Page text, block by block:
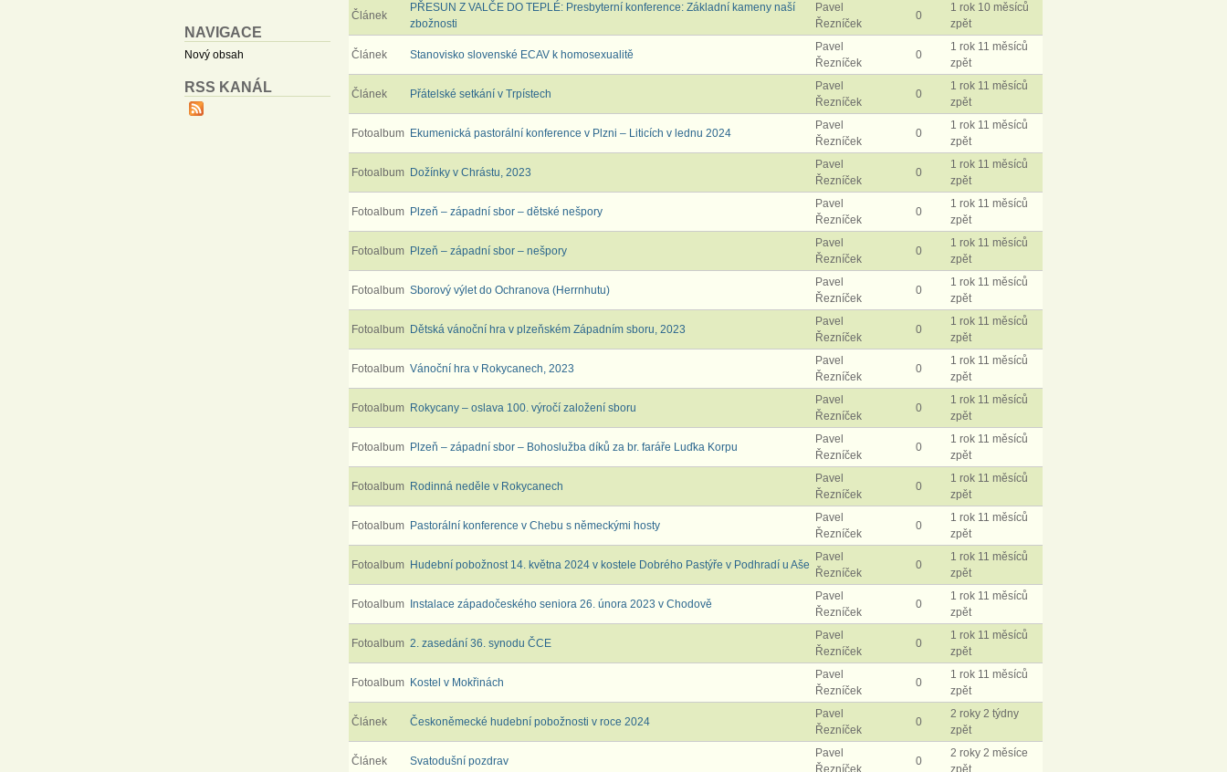
NAVIGACE
Nový obsah
RSS KANÁL
Článek
PŘESUN Z VALČE DO TEPLÉ: Presbyterní konference: Základní kameny naší
zbožnosti
Pavel
Řezníček
0
1 rok 10 měsíců
zpět
Článek Stanovisko slovenské ECAV k homosexualitě
Pavel
Řezníček
0
1 rok 11 měsíců
zpět
Článek Přátelské setkání v Trpístech
Pavel
Řezníček
0
1 rok 11 měsíců
zpět
Fotoalbum Ekumenická pastorální konference v Plzni – Liticích v lednu 2024
Pavel
Řezníček
0
1 rok 11 měsíců
zpět
Fotoalbum Dožínky v Chrástu, 2023
Pavel
Řezníček
0
1 rok 11 měsíců
zpět
Fotoalbum Plzeň – západní sbor – dětské nešpory
Pavel
Řezníček
0
1 rok 11 měsíců
zpět
Fotoalbum Plzeň – západní sbor – nešpory
Pavel
Řezníček
0
1 rok 11 měsíců
zpět
Fotoalbum Sborový výlet do Ochranova (Herrnhutu)
Pavel
Řezníček
0
1 rok 11 měsíců
zpět
Fotoalbum Dětská vánoční hra v plzeňském Západním sboru, 2023
Pavel
Řezníček
0
1 rok 11 měsíců
zpět
Fotoalbum Vánoční hra v Rokycanech, 2023
Pavel
Řezníček
0
1 rok 11 měsíců
zpět
Fotoalbum Rokycany – oslava 100. výročí založení sboru
Pavel
Řezníček
0
1 rok 11 měsíců
zpět
Fotoalbum Plzeň – západní sbor – Bohoslužba díků za br. faráře Luďka Korpu
Pavel
Řezníček
0
1 rok 11 měsíců
zpět
Fotoalbum Rodinná neděle v Rokycanech
Pavel
Řezníček
0
1 rok 11 měsíců
zpět
Fotoalbum Pastorální konference v Chebu s německými hosty
Pavel
Řezníček
0
1 rok 11 měsíců
zpět
Fotoalbum Hudební pobožnost 14. května 2024 v kostele Dobrého Pastýře v Podhradí u Aše
Pavel
Řezníček
0
1 rok 11 měsíců
zpět
Fotoalbum Instalace západočeského seniora 26. února 2023 v Chodově
Pavel
Řezníček
0
1 rok 11 měsíců
zpět
Fotoalbum 2. zasedání 36. synodu ČCE
Pavel
Řezníček
0
1 rok 11 měsíců
zpět
Fotoalbum Kostel v Mokřinách
Pavel
Řezníček
0
1 rok 11 měsíců
zpět
Článek Českoněmecké hudební pobožnosti v roce 2024
Pavel
Řezníček
0
2 roky 2 týdny
zpět
Článek Svatodušní pozdrav
Pavel
Řezníček
0
2 roky 2 měsíce
zpět